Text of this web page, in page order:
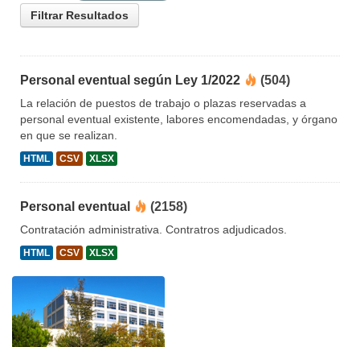
Filtrar Resultados
Personal eventual según Ley 1/2022 (504)
La relación de puestos de trabajo o plazas reservadas a
personal eventual existente, labores encomendadas, y órgano
en que se realizan.
HTML CSV XLSX
Personal eventual (2158)
Contratación administrativa. Contratros adjudicados.
HTML CSV XLSX